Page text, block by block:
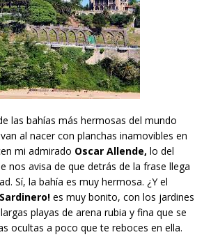
las bahías más hermosas del mundo
al nacer con planchas inamovibles en
mi admirado Oscar Allende, lo del
nos avisa de que detrás de la frase llega
Sí, la bahía es muy hermosa. ¿Y el
Sardinero! es muy bonito, con los jardines
playas de arena rubia y fina que se
ocultas a poco que te reboces en ella.